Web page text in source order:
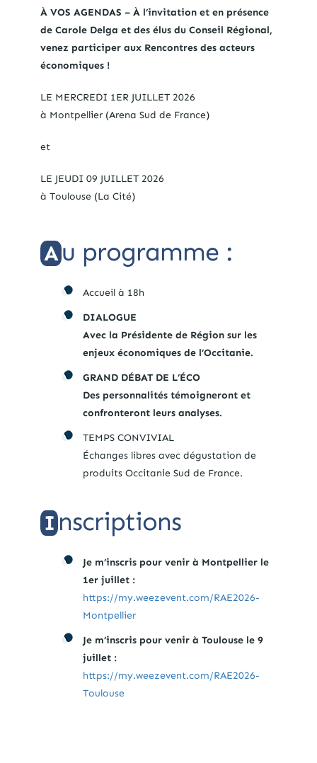
À VOS AGENDAS – À l’invitation et en présence
de Carole Delga et des élus du Conseil Régional,
venez participer aux Rencontres des acteurs
économiques !
LE MERCREDI 1ER JUILLET 2026
à Montpellier (Arena Sud de France)
et
LE JEUDI 09 JUILLET 2026
à Toulouse (La Cité)
Au programme :
Accueil à 18h
DIALOGUE
Avec la Présidente de Région sur les
enjeux économiques de l’Occitanie.
GRAND DÉBAT DE L’ÉCO
Des personnalités témoigneront et
confronteront leurs analyses.
TEMPS CONVIVIAL
Échanges libres avec dégustation de
produits Occitanie Sud de France.
Inscriptions
Je m’inscris pour venir à Montpellier le
1er juillet :
https://my.weezevent.com/RAE2026-
Montpellier
Je m’inscris pour venir à Toulouse le 9
juillet :
https://my.weezevent.com/RAE2026-
Toulouse